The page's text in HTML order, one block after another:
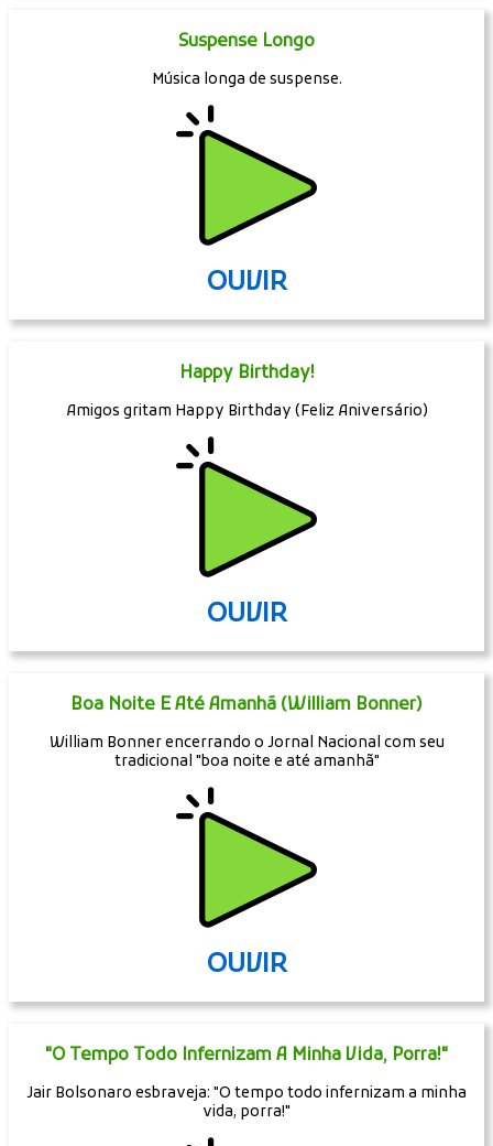
Suspense Longo
Música longa de suspense.
OUVIR
Happy Birthday!
Amigos gritam Happy Birthday (Feliz Aniversário)
OUVIR
Boa Noite E Até Amanhã (William Bonner)
William Bonner encerrando o Jornal Nacional com seu
tradicional "boa noite e até amanhã"
OUVIR
"O Tempo Todo Infernizam A Minha Vida, Porra!"
Jair Bolsonaro esbraveja: "O tempo todo infernizam a minha
vida, porra!"